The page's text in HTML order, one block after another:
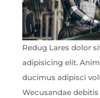
Redug Lares dolor
adipisicing elit.
ducimus adipisci
Wecusandae